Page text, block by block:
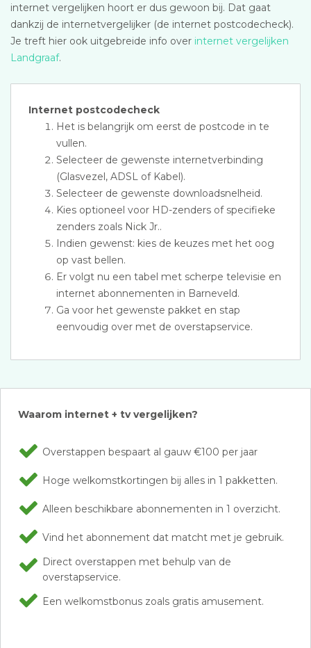
internet vergelijken hoort er dus gewoon bij. Dat gaat
dankzij de internetvergelijker (de internet postcodecheck).
Je treft hier ook uitgebreide info over internet vergelijken
Landgraaf.
Internet postcodecheck
Het is belangrijk om eerst de postcode in te
vullen.
Selecteer de gewenste internetverbinding
(Glasvezel, ADSL of Kabel).
Selecteer de gewenste downloadsnelheid.
Kies optioneel voor HD-zenders of specifieke
zenders zoals Nick Jr..
Indien gewenst: kies de keuzes met het oog
op vast bellen.
Er volgt nu een tabel met scherpe televisie en
internet abonnementen in Barneveld.
Ga voor het gewenste pakket en stap
eenvoudig over met de overstapservice.
Waarom internet + tv vergelijken?
Overstappen bespaart al gauw €100 per jaar
Hoge welkomstkortingen bij alles in 1 pakketten.
Alleen beschikbare abonnementen in 1 overzicht.
Vind het abonnement dat matcht met je gebruik.
Direct overstappen met behulp van de
overstapservice.
Een welkomstbonus zoals gratis amusement.